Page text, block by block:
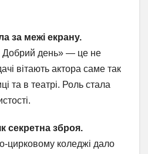
за межі екрану.
Добрий день» — це не
вітають актора саме так
та в театрі. Роль стала
секретна зброя.
цирковому коледжі дало